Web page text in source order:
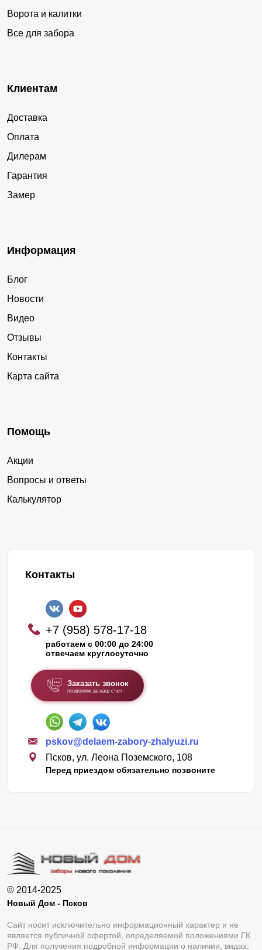
Ворота и калитки
Все для забора
Клиентам
Доставка
Оплата
Дилерам
Гарантия
Замер
Информация
Блог
Новости
Видео
Отзывы
Контакты
Карта сайта
Помощь
Акции
Вопросы и ответы
Калькулятор
Контакты
+7 (958) 578-17-18
работаем с 00:00 до 24:00
отвечаем круглосуточно
Заказать звонок
позвоним за наш счет
pskov@delaem-zabory-zhalyuzi.ru
Псков, ул. Леона Поземского, 108
Перед приездом обязательно позвоните
© 2014-2025
Новый Дом - Псков
Сайт носит исключительно информационный характер и не
является публичной офертой, определяемой положениями ГК
РФ. Для получения подробной информации о наличии, видах,